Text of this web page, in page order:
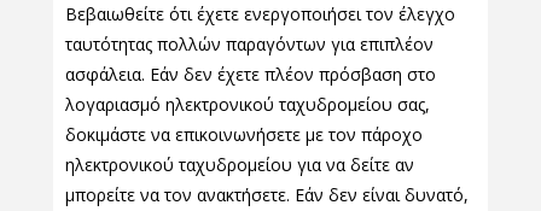
Βεβαιωθείτε ότι έχετε ενεργοποιήσει τον έλεγχο
ταυτότητας πολλών παραγόντων για επιπλέον
ασφάλεια. Εάν δεν έχετε πλέον πρόσβαση στο
λογαριασμό ηλεκτρονικού ταχυδρομείου σας,
δοκιμάστε να επικοινωνήσετε με τον πάροχο
ηλεκτρονικού ταχυδρομείου για να δείτε αν
μπορείτε να τον ανακτήσετε. Εάν δεν είναι δυνατό,